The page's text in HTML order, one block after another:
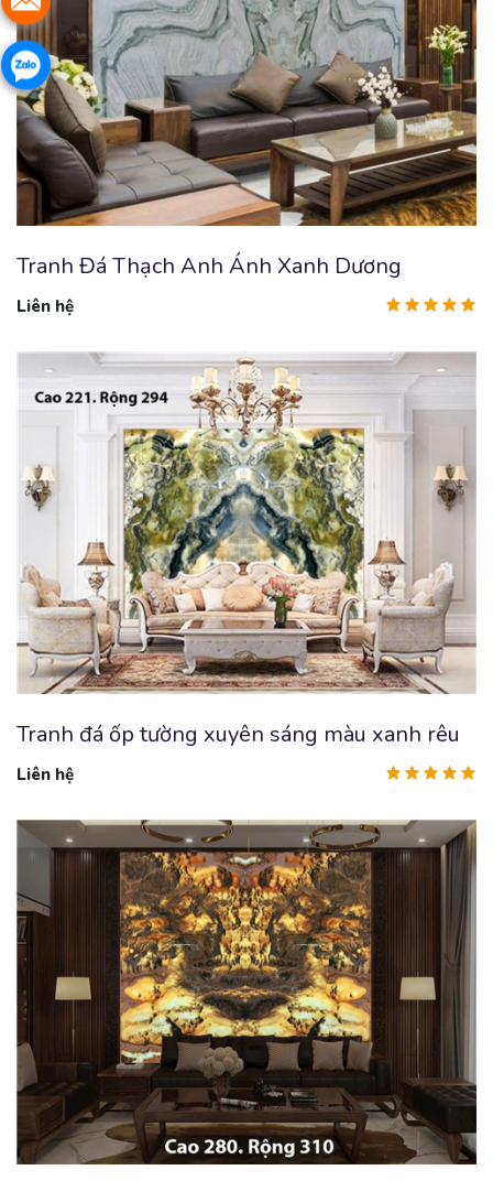
Tranh Đá Thạch Anh Ánh Xanh Dương
Liên hệ
Tranh đá ốp tường xuyên sáng màu xanh rêu
Liên hệ